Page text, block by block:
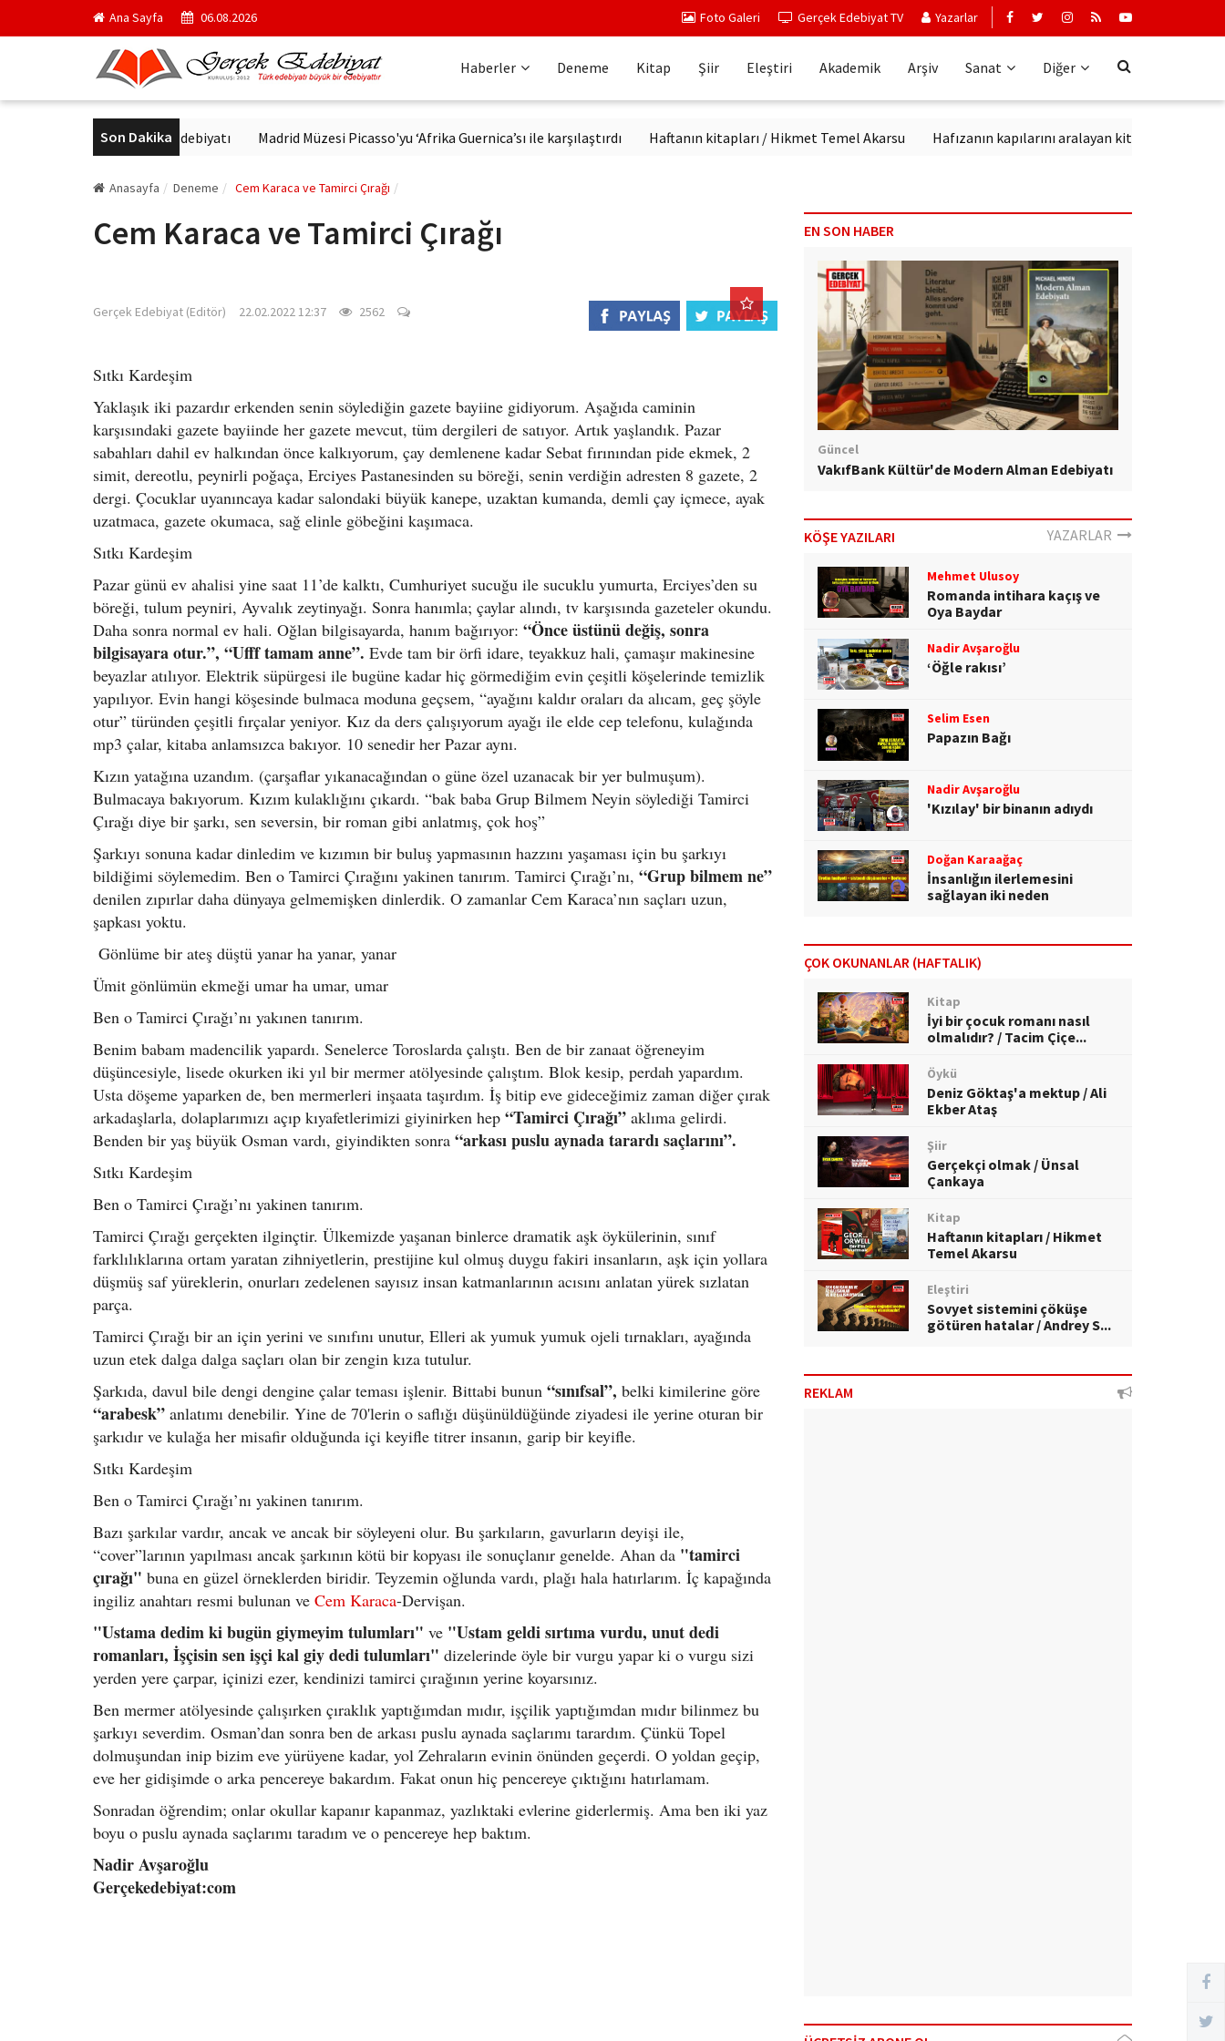
Ana Sayfa 06.08.2026 Foto Galeri Gerçek Edebiyat TV Yazarlar
Haberler Deneme Kitap Şiir Eleştiri Akademik Arşiv Sanat Diğer
Son Dakika
Modern Alman Edebiyatı Madrid Müzesi Picasso'yu ‘Afrika Guernica’sı ile karşılaştırdı Haftanın kitapları / Hikmet Temel Akarsu Hafızanın kapılarını aralayan kitap: Kırık Anahtar
Anasayfa Deneme Cem Karaca ve Tamirci Çırağı
Cem Karaca ve Tamirci Çırağı
Gerçek Edebiyat (Editör) 22.02.2022 12:37 2562
Sıtkı Kardeşim
Yaklaşık iki pazardır erkenden senin söylediğin gazete bayiine gidiyorum. Aşağıda caminin
karşısındaki gazete bayiinde her gazete mevcut, tüm dergileri de satıyor. Artık yaşlandık. Pazar
sabahları dahil ev halkından önce kalkıyorum, çay demlenene kadar Sebat fırınından pide ekmek, 2
simit, dereotlu, peynirli poğaça, Erciyes Pastanesinden su böreği, senin verdiğin adresten 8 gazete, 2
dergi. Çocuklar uyanıncaya kadar salondaki büyük kanepe, uzaktan kumanda, demli çay içmece, ayak
uzatmaca, gazete okumaca, sağ elinle göbeğini kaşımaca.
Sıtkı Kardeşim
Pazar günü ev ahalisi yine saat 11’de kalktı, Cumhuriyet sucuğu ile sucuklu yumurta, Erciyes’den su
böreği, tulum peyniri, Ayvalık zeytinyağı. Sonra hanımla; çaylar alındı, tv karşısında gazeteler okundu.
Daha sonra normal ev hali. Oğlan bilgisayarda, hanım bağırıyor: “Önce üstünü değiş, sonra
bilgisayara otur.”, “Ufff tamam anne”. Evde tam bir örfi idare, teyakkuz hali, çamaşır makinesine
beyazlar atılıyor. Elektrik süpürgesi ile bugüne kadar hiç görmediğim evin çeşitli köşelerinde temizlik
yapılıyor. Evin hangi köşesinde bulmaca moduna geçsem, “ayağını kaldır oraları da alıcam, geç şöyle
otur” türünden çeşitli fırçalar yeniyor. Kız da ders çalışıyorum ayağı ile elde cep telefonu, kulağında
mp3 çalar, kitaba anlamsızca bakıyor. 10 senedir her Pazar aynı.
Kızın yatağına uzandım. (çarşaflar yıkanacağından o güne özel uzanacak bir yer bulmuşum).
Bulmacaya bakıyorum. Kızım kulaklığını çıkardı. “bak baba Grup Bilmem Neyin söylediği Tamirci
Çırağı diye bir şarkı, sen seversin, bir roman gibi anlatmış, çok hoş”
Şarkıyı sonuna kadar dinledim ve kızımın bir buluş yapmasının hazzını yaşaması için bu şarkıyı
bildiğimi söylemedim. Ben o Tamirci Çırağını yakinen tanırım. Tamirci Çırağı’nı, “Grup bilmem ne”
denilen zıpırlar daha dünyaya gelmemişken dinlerdik. O zamanlar Cem Karaca’nın saçları uzun,
şapkası yoktu.
Gönlüme bir ateş düştü yanar ha yanar, yanar
Ümit gönlümün ekmeği umar ha umar, umar
Ben o Tamirci Çırağı’nı yakınen tanırım.
Benim babam madencilik yapardı. Senelerce Toroslarda çalıştı. Ben de bir zanaat öğreneyim
düşüncesiyle, lisede okurken iki yıl bir mermer atölyesinde çalıştım. Blok kesip, perdah yapardım.
Usta döşeme yaparken de, ben mermerleri inşaata taşırdım. İş bitip eve gideceğimiz zaman diğer çırak
arkadaşlarla, dolaplarımızı açıp kıyafetlerimizi giyinirken hep “Tamirci Çırağı” aklıma gelirdi.
Benden bir yaş büyük Osman vardı, giyindikten sonra “arkası puslu aynada tarardı saçlarını”.
Sıtkı Kardeşim
Ben o Tamirci Çırağı’nı yakinen tanırım.
Tamirci Çırağı gerçekten ilginçtir. Ülkemizde yaşanan binlerce dramatik aşk öykülerinin, sınıf
farklılıklarına ortam yaratan zihniyetlerin, prestijine kul olmuş duygu fakiri insanların, aşk için yollara
düşmüş saf yüreklerin, onurları zedelenen sayısız insan katmanlarının acısını anlatan yürek sızlatan
parça.
Tamirci Çırağı bir an için yerini ve sınıfını unutur, Elleri ak yumuk yumuk ojeli tırnakları, ayağında
uzun etek dalga dalga saçları olan bir zengin kıza tutulur.
Şarkıda, davul bile dengi dengine çalar teması işlenir. Bittabi bunun “sınıfsal”, belki kimilerine göre
“arabesk” anlatımı denebilir. Yine de 70'lerin o saflığı düşünüldüğünde ziyadesi ile yerine oturan bir
şarkıdır ve kulağa her misafir olduğunda içi keyifle titrer insanın, garip bir keyifle.
Sıtkı Kardeşim
Ben o Tamirci Çırağı’nı yakinen tanırım.
Bazı şarkılar vardır, ancak ve ancak bir söyleyeni olur. Bu şarkıların, gavurların deyişi ile,
“cover”larının yapılması ancak şarkının kötü bir kopyası ile sonuçlanır genelde. Ahan da "tamirci
çırağı" buna en güzel örneklerden biridir. Teyzemin oğlunda vardı, plağı hala hatırlarım. İç kapağında
ingiliz anahtarı resmi bulunan ve Cem Karaca-Dervişan.
"Ustama dedim ki bugün giymeyim tulumları" ve "Ustam geldi sırtıma vurdu, unut dedi
romanları, İşçisin sen işçi kal giy dedi tulumları" dizelerinde öyle bir vurgu yapar ki o vurgu sizi
yerden yere çarpar, içinizi ezer, kendinizi tamirci çırağının yerine koyarsınız.
Ben mermer atölyesinde çalışırken çıraklık yaptığımdan mıdır, işçilik yaptığımdan mıdır bilinmez bu
şarkıyı severdim. Osman’dan sonra ben de arkası puslu aynada saçlarımı tarardım. Çünkü Topel
dolmuşundan inip bizim eve yürüyene kadar, yol Zehraların evinin önünden geçerdi. O yoldan geçip,
eve her gidişimde o arka pencereye bakardım. Fakat onun hiç pencereye çıktığını hatırlamam.
Sonradan öğrendim; onlar okullar kapanır kapanmaz, yazlıktaki evlerine giderlermiş. Ama ben iki yaz
boyu o puslu aynada saçlarımı taradım ve o pencereye hep baktım.
Nadir Avşaroğlu
Gerçekedebiyat:com
EN SON HABER
Güncel
VakıfBank Kültür'de Modern Alman Edebiyatı
KÖŞE YAZILARI YAZARLAR
Mehmet Ulusoy
Romanda intihara kaçış ve
Oya Baydar
Nadir Avşaroğlu
‘Öğle rakısı’
Selim Esen
Papazın Bağı
Nadir Avşaroğlu
'Kızılay' bir binanın adıydı
Doğan Karaağaç
İnsanlığın ilerlemesini
sağlayan iki neden
ÇOK OKUNANLAR (HAFTALIK)
Kitap
İyi bir çocuk romanı nasıl
olmalıdır? / Tacim Çiçe...
Öykü
Deniz Göktaş'a mektup / Ali
Ekber Ataş
Şiir
Gerçekçi olmak / Ünsal
Çankaya
Kitap
Haftanın kitapları / Hikmet
Temel Akarsu
Eleştiri
Sovyet sistemini çöküşe
götüren hatalar / Andrey S...
REKLAM